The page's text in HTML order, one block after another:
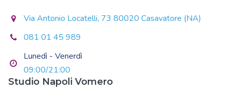
Via Antonio Locatelli, 73 80020 Casavatore (NA)
081 01 45 989
Lunedì - Venerdì
09:00/21:00
Studio Napoli Vomero